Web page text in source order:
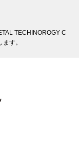
TECHINOROGY C
す。